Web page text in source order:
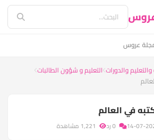
عروس
والتعليم والدورات التعليم و شؤون الطالبات
في العالم